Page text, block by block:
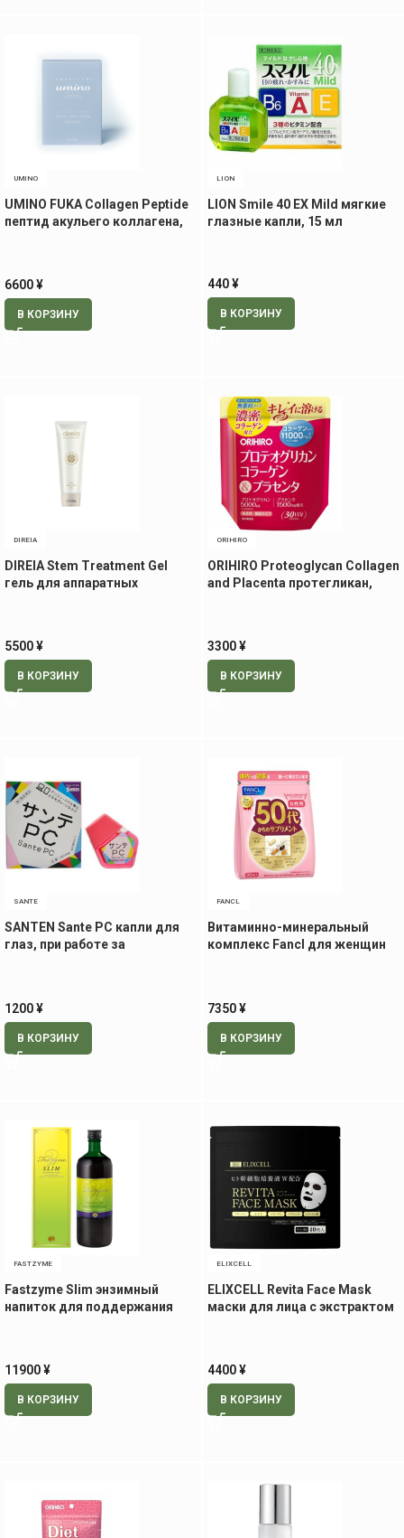
UMINO
UMINO FUKA Collagen Peptide
пептид акульего коллагена,
6600¥
В КОРЗИНУ
LION
LION Smile 40 EX Mild мягкие
глазные капли, 15 мл
440¥
В КОРЗИНУ
DIREIA
DIREIA Stem Treatment Gel
гель для аппаратных
5500¥
В КОРЗИНУ
ORIHIRO
ORIHIRO Proteoglycan Collagen
and Placenta протегликан,
3300¥
В КОРЗИНУ
SANTE
SANTEN Sante PC капли для
глаз, при работе за
1200¥
В КОРЗИНУ
FANCL
Витаминно-минеральный
комплекс Fancl для женщин
7350¥
В КОРЗИНУ
FASTZYME
Fastzyme Slim энзимный
напиток для поддержания
11900¥
В КОРЗИНУ
ELIXCELL
ELIXCELL Revita Face Mask
маски для лица с экстрактом
4400¥
В КОРЗИНУ